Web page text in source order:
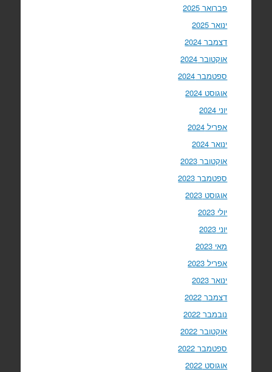
פברואר 2025
ינואר 2025
דצמבר 2024
אוקטובר 2024
ספטמבר 2024
אוגוסט 2024
יוני 2024
אפריל 2024
ינואר 2024
אוקטובר 2023
ספטמבר 2023
אוגוסט 2023
יולי 2023
יוני 2023
מאי 2023
אפריל 2023
ינואר 2023
דצמבר 2022
נובמבר 2022
אוקטובר 2022
ספטמבר 2022
אוגוסט 2022